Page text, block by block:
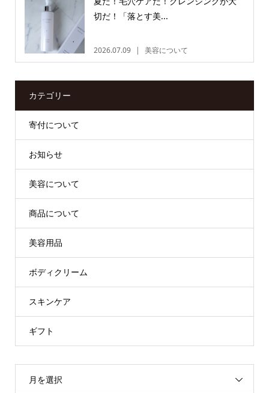
切だ！「落とす美...
2026.07.09 美容について
カテゴリー
寄付について
お知らせ
美容について
商品について
美容用品
ボディクリーム
スキンケア
ギフト
月を選択